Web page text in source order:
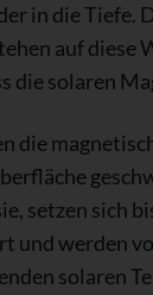
in die Tiefe.
auf diese
die solaren
die
setzen sich
und werden
solaren